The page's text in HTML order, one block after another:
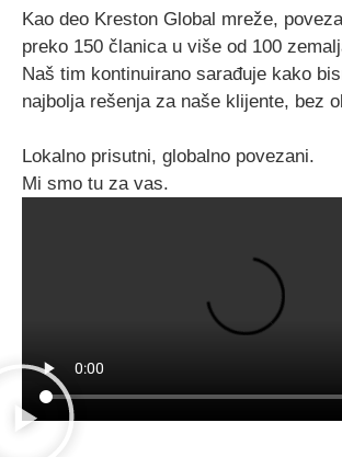
Kao deo Kreston Global mreže,
preko 150 članica u više od 100
Naš tim kontinuirano sarađuje kako
najbolja rešenja za naše klijente, bez
Lokalno prisutni, globalno povezani.
Mi smo tu za vas.